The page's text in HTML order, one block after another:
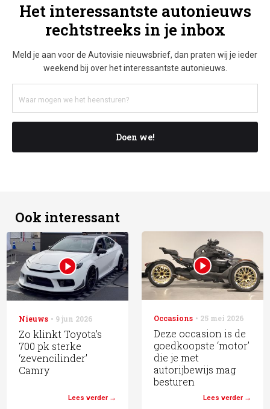
Het interessantste autonieuws
rechtstreeks in je inbox
Meld je aan voor de Autovisie nieuwsbrief, dan praten wij je ieder
weekend bij over het interessantste autonieuws.
Doen we!
Ook interessant
Nieuws 9 jun 2026
Zo klinkt Toyota’s
700 pk sterke
‘zevencilinder’
Camry
Lees verder
Occasions 25 mei 2026
Deze occasion is de
goedkoopste ‘motor’
die je met
autorijbewijs mag
besturen
Lees verder